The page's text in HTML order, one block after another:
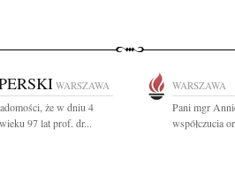
WARSZAWA
że w dniu 4
97 lat prof. dr...
WARSZAWA
Pani mgr
współczucia